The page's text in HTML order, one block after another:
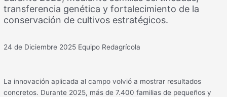
transferencia genética y fortalecimiento de la
conservación de cultivos estratégicos.
24 de Diciembre 2025 Equipo Redagrícola
La innovación aplicada al campo volvió a mostrar resultados
concretos. Durante 2025, más de 7.400 familias de pequeños y